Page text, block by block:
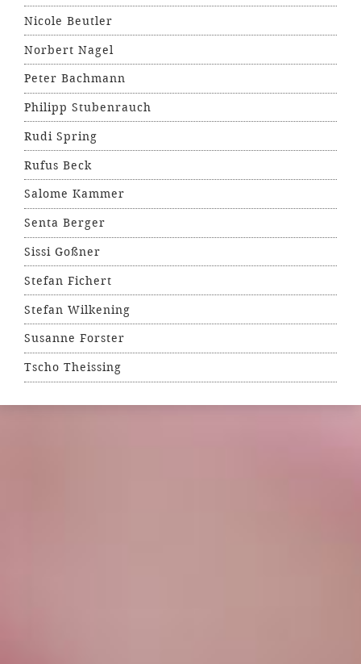
Nicole Beutler
Norbert Nagel
Peter Bachmann
Philipp Stubenrauch
Rudi Spring
Rufus Beck
Salome Kammer
Senta Berger
Sissi Goßner
Stefan Fichert
Stefan Wilkening
Susanne Forster
Tscho Theissing